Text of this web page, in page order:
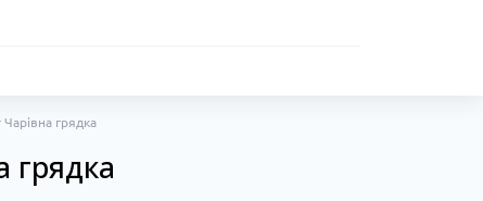
грядка
грядка